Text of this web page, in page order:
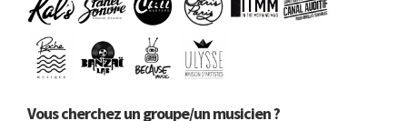
Vous cherchez un groupe/un musicien ?